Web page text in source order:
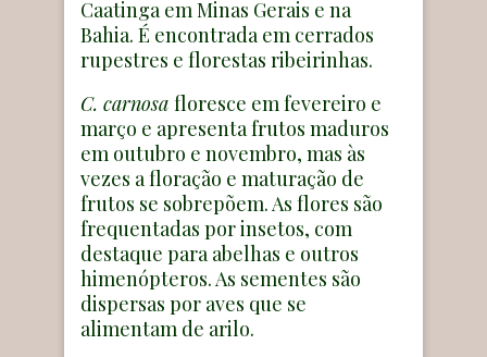
Caatinga em Minas Gerais e na
Bahia. É encontrada em cerrados
rupestres e florestas ribeirinhas.
C. carnosa floresce em fevereiro e
março e apresenta frutos maduros
em outubro e novembro, mas às
vezes a floração e maturação de
frutos se sobrepõem. As flores são
frequentadas por insetos, com
destaque para abelhas e outros
himenópteros. As sementes são
dispersas por aves que se
alimentam de arilo.